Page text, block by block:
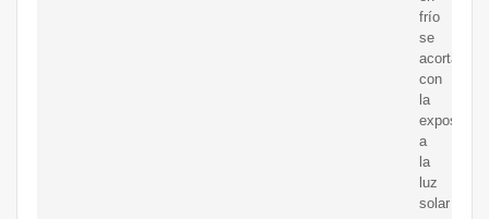
frío
se
acorta
con
la
exposición
a
la
luz
solar